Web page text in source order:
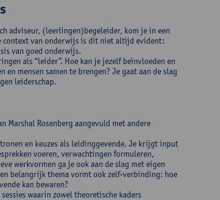
adviseur, (leerlingen)begeleider, kom je in een
context van onderwijs is dit niet altijd evident:
van goed onderwijs.
als “leider”. Hoe kan je jezelf beïnvloeden en
mensen samen te brengen? Je gaat aan de slag
leiderschap.
Marshal Rosenberg aangevuld met andere
en keuzes als leidinggevende. Je krijgt input
voeren, verwachtingen formuleren,
werkvormen ga je ook aan de slag met eigen
belangrijk thema vormt ook zelf-verbinding: hoe
kan bewaren?
waarin zowel theoretische kaders